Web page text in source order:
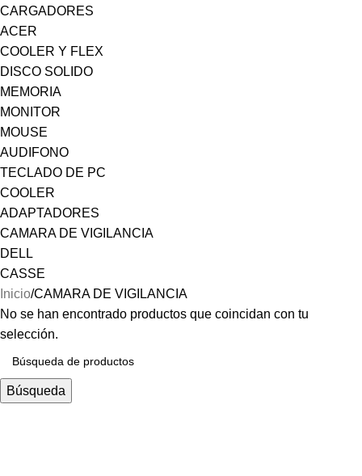
CARGADORES
ACER
COOLER Y FLEX
DISCO SOLIDO
MEMORIA
MONITOR
MOUSE
AUDIFONO
TECLADO DE PC
COOLER
ADAPTADORES
CAMARA DE VIGILANCIA
DELL
CASSE
Inicio CAMARA DE VIGILANCIA
No se han encontrado productos que coincidan con tu
selección.
Búsqueda